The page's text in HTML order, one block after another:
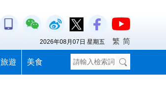
旅遊 美食
2026年08月07日 星期五 繁 简